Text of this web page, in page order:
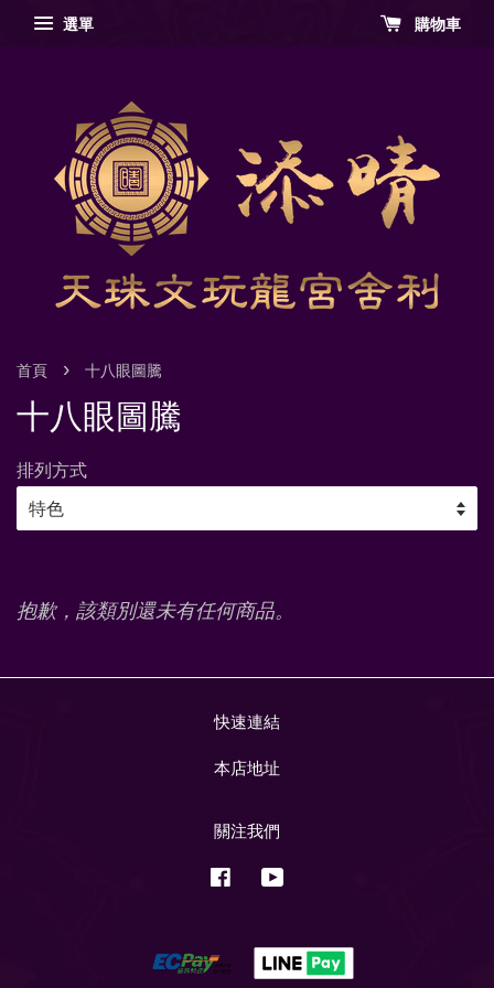
選單 購物車
首頁 › 十八眼圖騰
十八眼圖騰
排列方式
抱歉，該類別還未有任何商品。
快速連結
本店地址
關注我們
Facebook